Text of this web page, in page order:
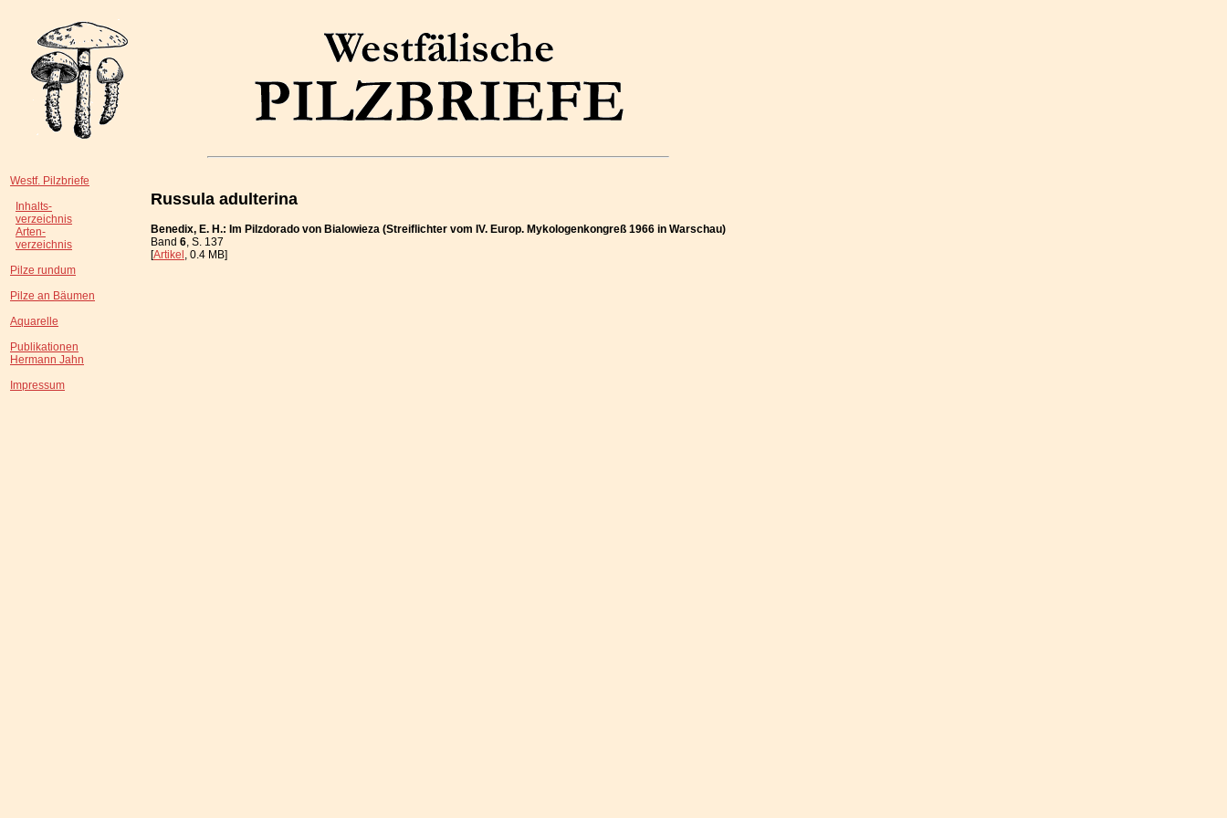
Westf. Pilzbriefe
Inhalts-
verzeichnis
Arten-
verzeichnis
Pilze rundum
Pilze an Bäumen
Aquarelle
Publikationen
Hermann Jahn
Impressum
Russula adulterina
Benedix, E. H.: Im Pilzdorado von Bialowieza (Streiflichter vom IV. Europ. Mykologenkongreß 1966 in Warschau)
Band 6, S. 137
[Artikel, 0.4 MB]